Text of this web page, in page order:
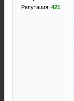
Репутация: 421